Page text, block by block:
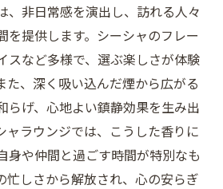
、非日常感を演出し、訪れる人々
を提供します。シーシャのフレー
スなど多様で、選ぶ楽しさが体験
た、深く吸い込んだ煙から広がる
らげ、心地よい鎮静効果を生み出
ャラウンジでは、こうした香りに
身や仲間と過ごす時間が特別なも
忙しさから解放され、心の安らぎ